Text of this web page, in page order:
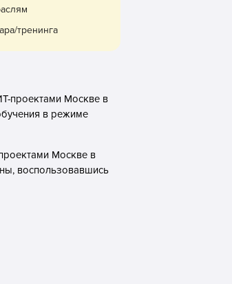
тренинга
проектами Москве в
в режиме
Москве в
воспользовавшись